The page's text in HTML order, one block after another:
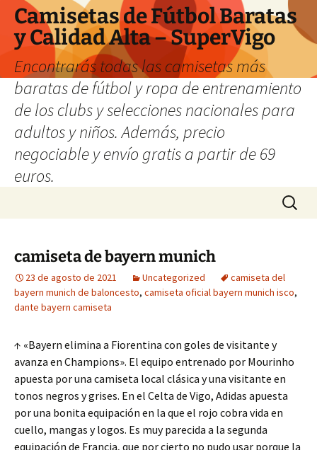
Camisetas de Fútbol Baratas
y Calidad Alta – SuperVigo
Encontrarás todas las camisetas más
baratas de fútbol y ropa de entrenamiento
de los clubs y selecciones nacionales para
adultos y niños. Además, precio
negociable y envío gratis a partir de 69
euros.
Buscar:
camiseta de bayern munich
23 de agosto de 2021 Uncategorized
camiseta del
bayern munich de baloncesto, camiseta oficial bayern munich isco,
dante bayern camiseta
↑ «Bayern elimina a Fiorentina con goles de visitante y
avanza en Champions». El equipo entrenado por Mourinho
apuesta por una camiseta local clásica y una visitante en
tonos negros y grises. En el Celta de Vigo, Adidas apuesta
por una bonita equipación en la que el rojo cobra vida en
cuello, mangas y logos. Es muy parecida a la segunda
equipación de Francia, que por cierto no pudo usar porque la